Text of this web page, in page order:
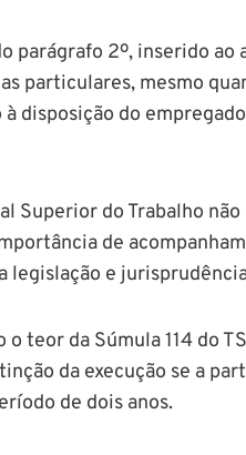
parágrafo 2º, inserido ao
particulares, mesmo
disposição do
Superior do Trabalho
de
legislação e
teor da Súmula 114 do
da execução se a
de dois anos.